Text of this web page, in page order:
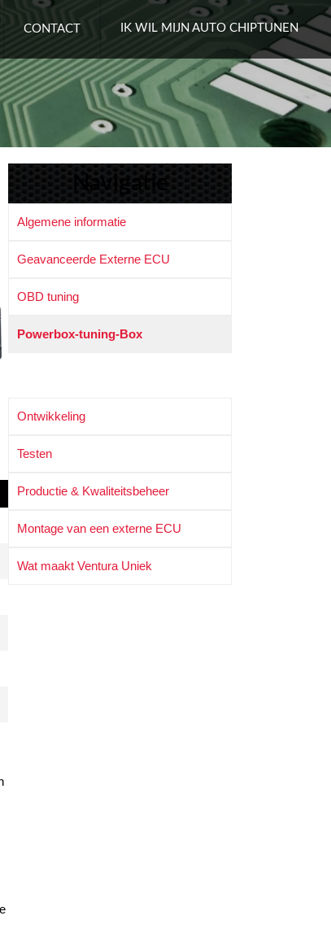
CONTACT IK WIL MIJN AUTO CHIPTUNEN
Navigatie
Algemene informatie
Geavanceerde Externe ECU
OBD tuning
Powerbox-tuning-Box
Ontwikkeling
Testen
Productie & Kwaliteitsbeheer
Montage van een externe ECU
Wat maakt Ventura Uniek